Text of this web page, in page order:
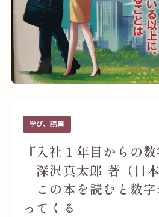
学び、読書
『入社１年目からの
深沢真太郎 著（日本
この本を読むと数字
ってくる